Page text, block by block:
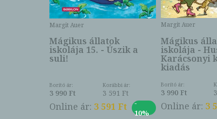
Margit Auer
Mágikus állatok
iskolája 15. - Úszik a
suli!
Borító ár:
3 990 Ft
Korábbi ár:
3 591 Ft
Online ár: 3 591 Ft
-
10%
Margit Auer
Mágikus
iskolája -
Karácsonyi
kiadás
Borító ár:
3 990 Ft
Online ár: 3